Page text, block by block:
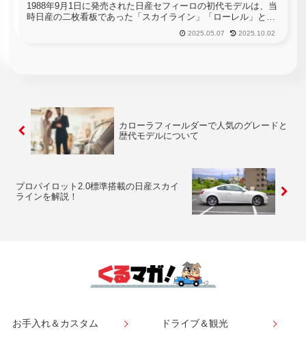
1988年9月1日に発売された日産セフィーロの初代モデルは、当
時日産の二枚看板であった「スカイライン」「ローレル」と後
輪駆動のシャシーを共有する日産の3兄弟として誕生しまし
た。そんなセフィーロについて詳しく解説していきます。
2025.05.07 2025.10.02
カローラフィールダーで人気のグレードと
歴代モデルについて
プロパイロット2.0標準搭載の日産スカイ
ラインを解説！
お手入れ＆カスタム ドライブ＆観光